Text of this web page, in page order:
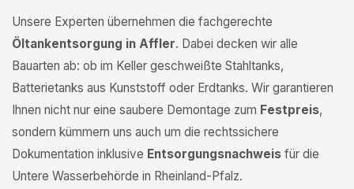
Unsere Experten übernehmen die fachgerechte
Öltankentsorgung in Affler. Dabei decken wir alle
Bauarten ab: ob im Keller geschweißte Stahltanks,
Batterietanks aus Kunststoff oder Erdtanks. Wir garantieren
Ihnen nicht nur eine saubere Demontage zum Festpreis,
sondern kümmern uns auch um die rechtssichere
Dokumentation inklusive Entsorgungsnachweis für die
Untere Wasserbehörde in Rheinland-Pfalz.